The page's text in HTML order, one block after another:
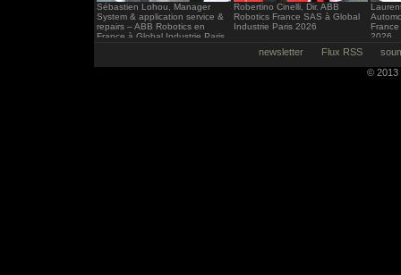
Sébastien Lohou, Manager
System & application service &
repairs – ABB Robotics en
France à Global Industrie Paris
Robertino Cinelli, Dir. ABB
Robotics France SAS à Global
Industrie Paris 2026
2026
newsletter Flux RSS
© 2013